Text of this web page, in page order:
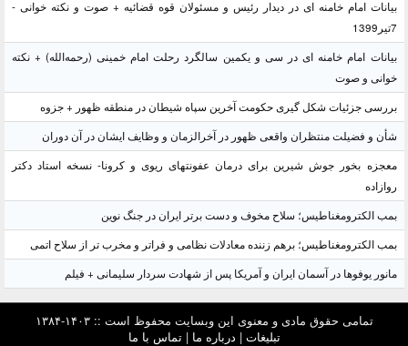
بیانات امام خامنه ای در دیدار رئیس و مسئولان قوه قضائیه + صوت و نکته خوانی -
7تیر1399
بیانات امام خامنه ای در سی و یکمین سالگرد رحلت امام خمینی (رحمه‌الله) + نکته
خوانی و صوت
بررسی جزئیات شکل گیری حکومت آخرین سپاه شیطان در منطقه ظهور + جزوه
شأن و فضیلت منتظران واقعی ظهور در آخرالزمان و وظایف ایشان در آن دوران
معجزه بخور جوش شیرین برای درمان عفونتهای ریوی و کرونا- نسخه استاد دکتر
روازاده
بمب الکترومغناطیس؛ سلاح مخوف و دست برتر ایران در جنگ نوین
بمب الکترومغناطیس؛ برهم زننده معادلات نظامی و فراتر و مخرب تر از سلاح اتمی
مانور یوفوها در آسمان ایران و آمریکا پس از شهادت سردار سلیمانی + فیلم
تمامی حقوق مادی و معنوی این وبسایت محفوظ است :: ۱۴۰۳-۱۳۸۴
تبلیغات | درباره ما |تماس با ما